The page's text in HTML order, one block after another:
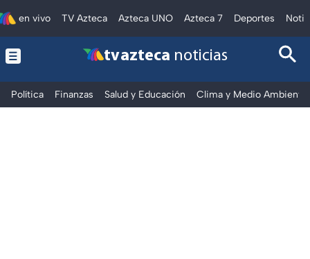
en vivo TV Azteca Azteca UNO Azteca 7 Deportes
tv azteca noticias
Política Finanzas Salud y Educación Clima y Medio Ambiente